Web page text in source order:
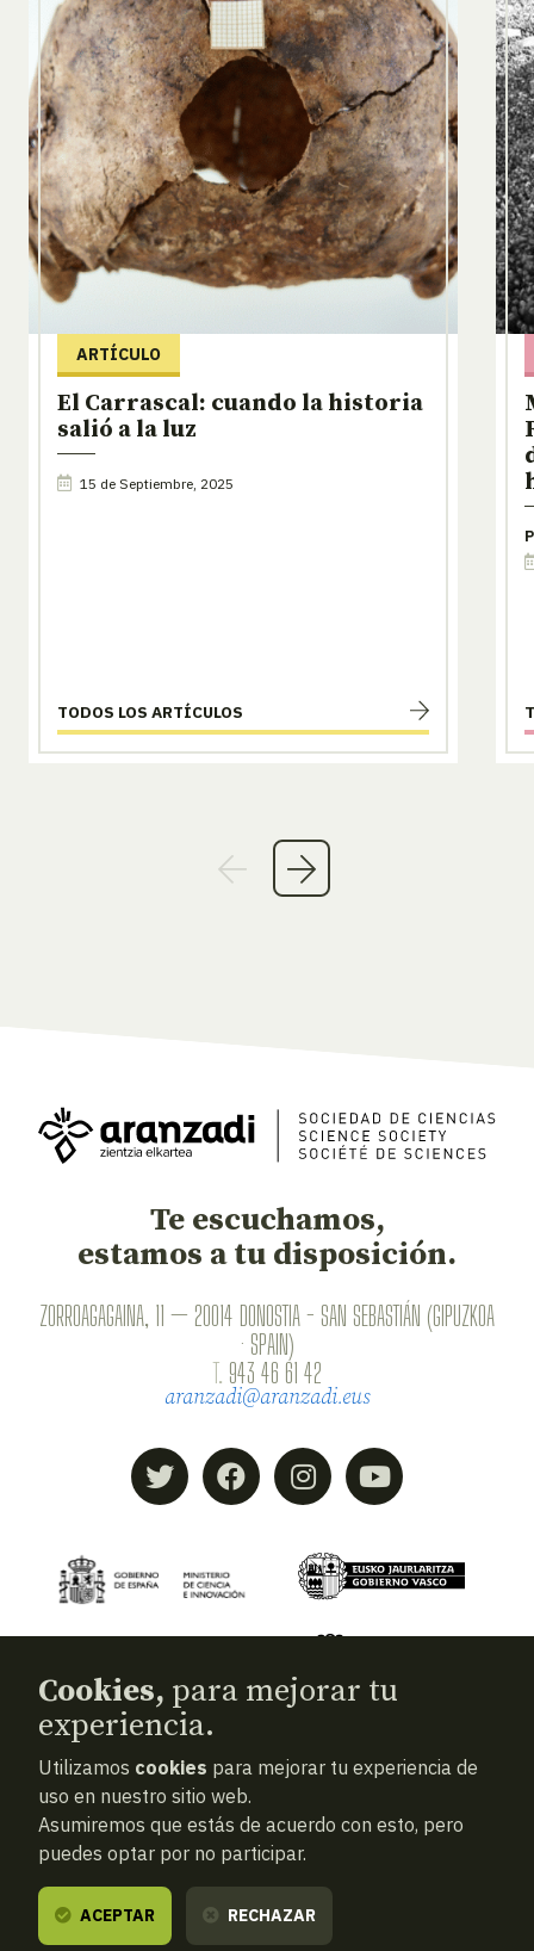
ARTÍCULO
El Carrascal: cuando la historia
salió a la luz
15 de Septiembre, 2025
TODOS LOS ARTÍCULOS
Te escuchamos,
estamos a tu disposición.
ZORROAGAGAINA, 11 — 20014 DONOSTIA - SAN SEBASTIÁN (GIPUZKOA
· SPAIN)
T. 943 46 61 42
aranzadi@aranzadi.eus
© 2026Aranzadi — Zientzia elkartea
Términos y condiciones
Política de privacidad
Cookies, para mejorar tu
experiencia.
Utilizamos cookies para mejorar tu experiencia de
uso en nuestro sitio web.
Asumiremos que estás de acuerdo con esto, pero
puedes optar por no participar.
ACEPTAR RECHAZAR